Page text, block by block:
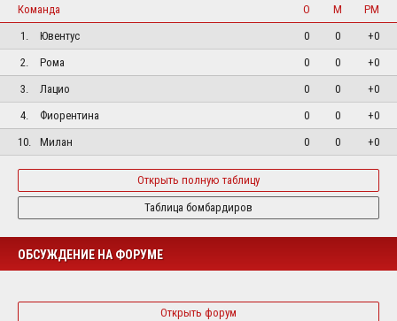
Команда О М
РМ
1.
Ювентус 0 0
+0
2.
Рома 0 0
+0
3.
Лацио 0 0
+0
4.
Фиорентина 0 0
+0
10.
Милан 0 0 +0
Открыть полную таблицу
Таблица бомбардиров
ОБСУЖДЕНИЕ НА ФОРУМЕ
Открыть форум